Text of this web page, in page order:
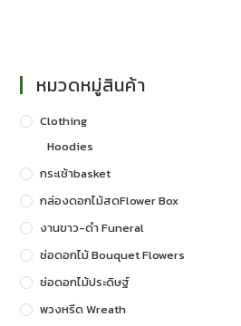
หมวดหมู่สินค้า
Clothing
Hoodies
กระเช้าbasket
กล่องดอกไม้สดFlower Box
งานขาว-ดำ Funeral
ช่อดอกไม้ Bouquet Flowers
ช่อดอกไม้ประดิษฐ์
พวงหรีด Wreath